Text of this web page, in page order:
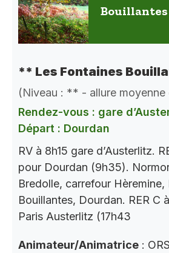
Bouillantes
** Les Fontaines
(Niveau : ** - allure moyenne
Rendez-vous : gare
Départ : Dourdan
RV à 8h15 gare d’Austerlitz.
pour Dourdan (9h35).
Bredolle, carrefour Hèremine,
Bouillantes, Dourdan. RER C
Paris Austerlitz (17h43
Animateur/Animatrice :